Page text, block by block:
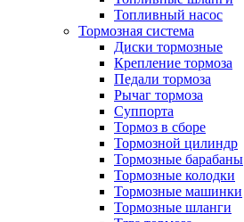
Топливный насос
Тормозная система
Диски тормозные
Крепление тормоза
Педали тормоза
Рычаг тормоза
Суппорта
Тормоз в сборе
Тормозной цилиндр
Тормозные барабаны
Тормозные колодки
Тормозные машинки
Тормозные шланги